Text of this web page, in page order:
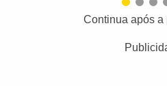
Continua após